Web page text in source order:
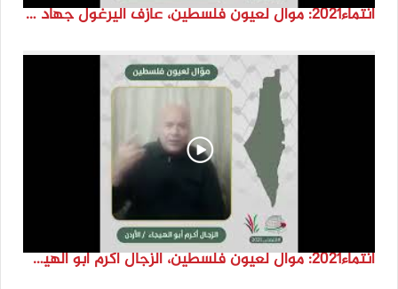
انتماء2021: موال لعيون فلسطين، عازف اليرغول جهاد أبو سند، الكويت
انتماء2021: موال لعيون فلسطين، الزجال أكرم أبو الهيجا، الاردن